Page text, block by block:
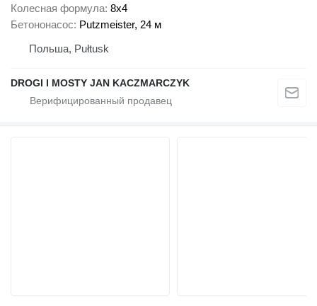
Колесная формула 8x4
Бетононасос Putzmeister, 24 м
Польша, Pułtusk
DROGI I MOSTY JAN KACZMARCZYK